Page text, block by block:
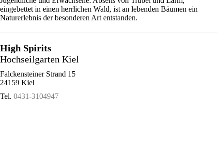
eingebettet in einen herrlichen Wald, ist an lebenden Bäumen ein
Naturerlebnis der besonderen Art entstanden.
High Spirits
Hochseilgarten Kiel
Falckensteiner Strand 15
24159 Kiel
Tel. 0431-3104947